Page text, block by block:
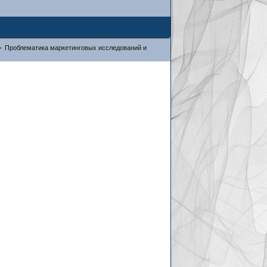
Проблематика маркетинговых исследований и